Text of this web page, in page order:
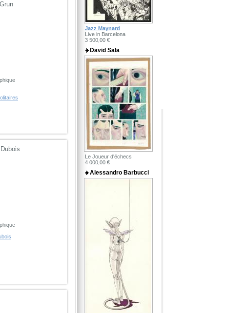
Jazz Maynard
Live in Barcelona
3 500,00 €
David Sala
Le Joueur d'échecs
4 000,00 €
Alessandro Barbucci